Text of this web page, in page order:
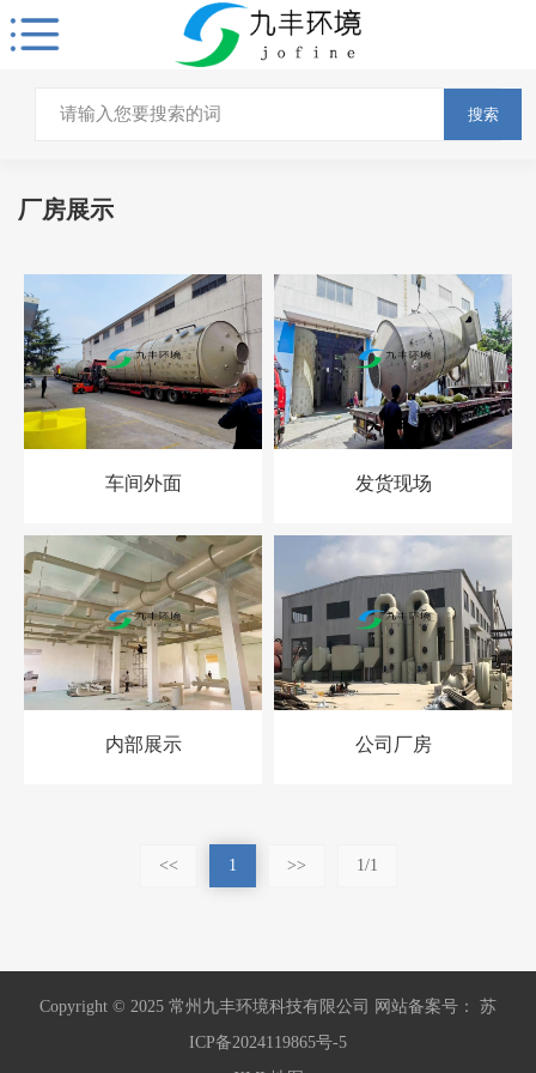
搜索
厂房展示
车间外面 发货现场
内部展示 公司厂房
<< 1 >> 1/1
Copyright © 2025 常州九丰环境科技有限公司 网站备案号： 苏
ICP备2024119865号-5